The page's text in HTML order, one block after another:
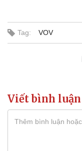
Tag: VOV
Viết bình luận